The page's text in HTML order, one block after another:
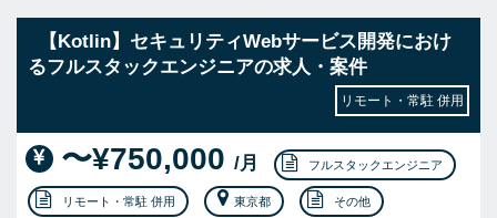
【Kotlin】セキュリティWebサービス開発におけ
るフルスタックエンジニアの求人・案件
リモート・常駐 併用
〜¥750,000 /月 フルスタックエンジニア
リモート・常駐 併用 東京都 その他